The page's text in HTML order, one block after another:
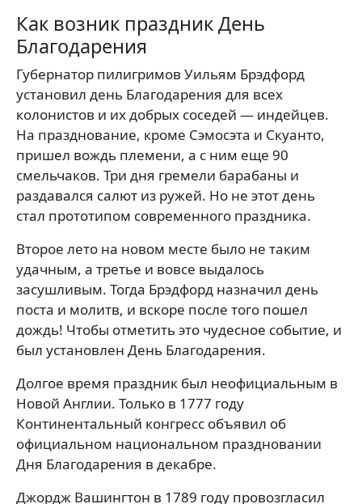
Как возник праздник День
Благодарения
Губернатор пилигримов Уильям Брэдфорд
установил день Благодарения для всех
колонистов и их добрых соседей — индейцев.
На празднование, кроме Сэмосэта и Скуанто,
пришел вождь племени, а с ним еще 90
смельчаков. Три дня гремели барабаны и
раздавался салют из ружей. Но не этот день
стал прототипом современного праздника.
Второе лето на новом месте было не таким
удачным, а третье и вовсе выдалось
засушливым. Тогда Брэдфорд назначил день
поста и молитв, и вскоре после того пошел
дождь! Чтобы отметить это чудесное событие, и
был установлен День Благодарения.
Долгое время праздник был неофициальным в
Новой Англии. Только в 1777 году
Континентальный конгресс объявил об
официальном национальном праздновании
Дня Благодарения в декабре.
Джордж Вашингтон в 1789 году провозгласил